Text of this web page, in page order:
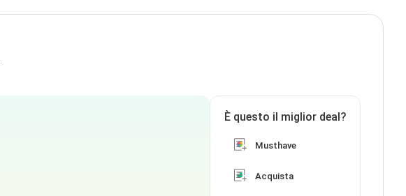
È questo il miglior deal?
Musthave
Acquista